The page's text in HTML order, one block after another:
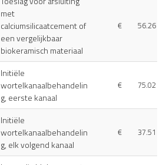
met
calciumsilicaatcement of
een vergelijkbaar
biokeramisch materiaal
€ 56.26
Initiële
wortelkanaalbehandelin
g, eerste kanaal
€ 75.02
Initiële
wortelkanaalbehandelin
g, elk volgend kanaal
€ 37.51